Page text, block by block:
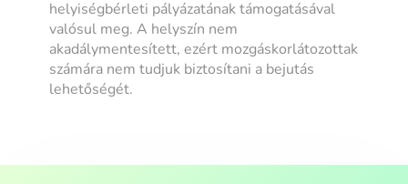
helyiségbérleti pályázatának támogatásával
valósul meg. A helyszín nem
akadálymentesített, ezért mozgáskorlátozottak
számára nem tudjuk biztosítani a bejutás
lehetőségét.